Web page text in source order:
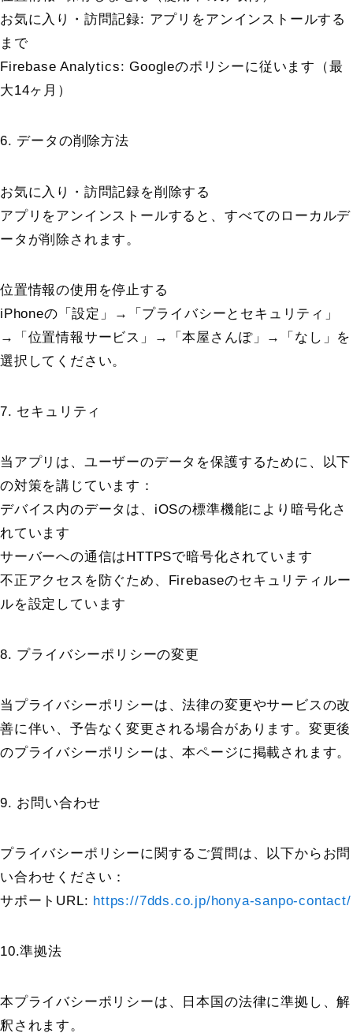
お気に入り・訪問記録: アプリをアンインストールする
まで
Firebase Analytics: Googleのポリシーに従います（最
大14ヶ月）
6. データの削除方法
お気に入り・訪問記録を削除する
アプリをアンインストールすると、すべてのローカルデ
ータが削除されます。
位置情報の使用を停止する
iPhoneの「設定」→「プライバシーとセキュリティ」
→「位置情報サービス」→「本屋さんぽ」→「なし」を
選択してください。
7. セキュリティ
当アプリは、ユーザーのデータを保護するために、以下
の対策を講じています：
デバイス内のデータは、iOSの標準機能により暗号化さ
れています
サーバーへの通信はHTTPSで暗号化されています
不正アクセスを防ぐため、Firebaseのセキュリティルー
ルを設定しています
8. プライバシーポリシーの変更
当プライバシーポリシーは、法律の変更やサービスの改
善に伴い、予告なく変更される場合があります。変更後
のプライバシーポリシーは、本ページに掲載されます。
9. お問い合わせ
プライバシーポリシーに関するご質問は、以下からお問
い合わせください：
サポートURL: https://7dds.co.jp/honya-sanpo-contact/
10.準拠法
本プライバシーポリシーは、日本国の法律に準拠し、解
釈されます。